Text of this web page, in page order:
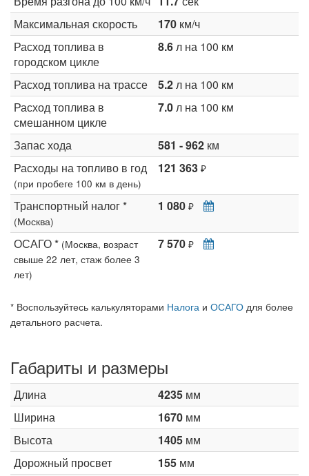
Максимальная скорость
170 км/ч
Расход топлива в
городском цикле
8.6л на 100 км
Расход топлива на трассе 5.2л на 100 км
Расход топлива в
смешанном цикле
7.0л на 100 км
Запас хода 581 - 962 км
Расходы на топливо в год
(при пробеге 100 км в день)
121 363 ₽
Транспортный налог *
(Москва)
1 080 ₽
ОСАГО * (Москва, возраст
свыше 22 лет, стаж более 3
лет)
7 570 ₽
* Воспользуйтесь калькуляторами Налога и ОСАГО для более
детального расчета.
Габариты и размеры
Длина 4235 мм
Ширина
1670 мм
Высота
1405 мм
Дорожный просвет
155 мм